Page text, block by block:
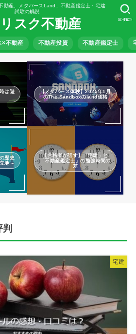
動産、メタバースLand、不動産鑑定士・宅建
試験の解説
スク不動産
不動産 不動産投資 不動産鑑定士
SEARCH
は遊
【メタバース体験】2025年1月
のThe Sandboxのland価格
歴史
地～
【合格者が話す】「宅建」と
「不動産鑑定士」の勉強時間の
差
宅建